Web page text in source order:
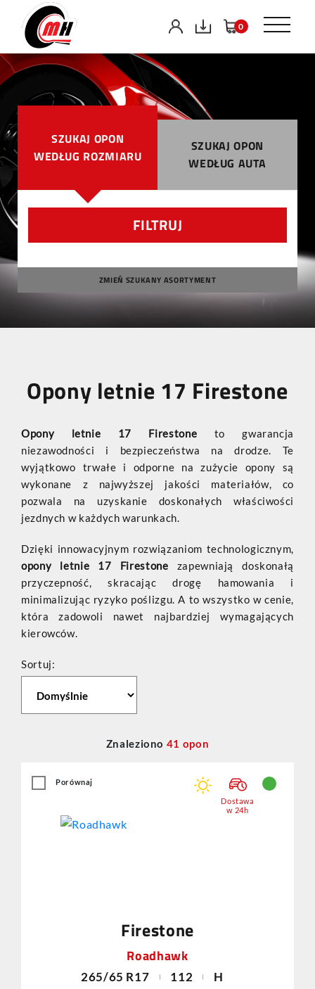
0
SZUKAJ OPON
WEDŁUG ROZMIARU
SZUKAJ OPON
WEDŁUG AUTA
FILTRUJ
ZMIEŃ SZUKANY ASORTYMENT
Opony letnie 17 Firestone
Opony letnie 17 Firestone to gwarancja
niezawodności i bezpieczeństwa na drodze. Te
wyjątkowo trwałe i odporne na zużycie opony są
wykonane z najwyższej jakości materiałów, co
pozwala na uzyskanie doskonałych właściwości
jezdnych w każdych warunkach.
Dzięki innowacyjnym rozwiązaniom technologicznym,
opony letnie 17 Firestone zapewniają doskonałą
przyczepność, skracając drogę hamowania i
minimalizując ryzyko poślizgu. A to wszystko w cenie,
która zadowoli nawet najbardziej wymagających
kierowców.
Sortuj:
Znaleziono 41 opon
Firestone
Roadhawk
265/65 R17 112 H
Porównaj
Dostawa
w 24h